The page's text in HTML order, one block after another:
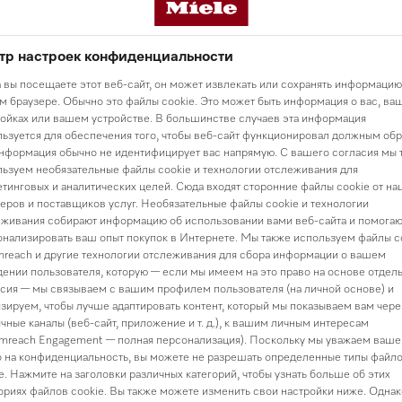
Казахстан от 23 ноября 2015 года №414-V;
от 21 мая 2013 года №94-V «О персональных
от 24 ноября 2015 года №418-V «Об
от 19 марта 2010 года №257-IV «О
от 6 января 2011 года №380-IV «О
Республики Казахстан от 12 ноября 2013 года
собственником и (или) оператором перечня персональных
осуществляемых ими задач»;
Республики Казахстан от 3 сентября 2013
собственником и (или) оператором, а также третьим
и социальной защиты населения Республики Казахстан
Перечня персональных данных, необходимого и
настроек конфиденциальности
вы посещаете этот веб-сайт, он может извлекать или сохранять
браузере. Обычно это файлы cookie. Это может быть информация о вас,
или вашем устройстве. В большинстве случаев эта информация
для обеспечения того, чтобы веб-сайт функционировал должным
обычно не идентифицирует вас напрямую. С вашего согласия мы
необязательные файлы cookie и технологии отслеживания для
и аналитических целей. Сюда входят сторонние файлы cookie от
и поставщиков услуг. Необязательные файлы cookie и технологии
собирают информацию об использовании вами веб-сайта и
ваш опыт покупок в Интернете. Мы также используем файлы
и другие технологии отслеживания для сбора информации о вашем
пользователя, которую — если мы имеем на это право на основе
— мы связываем с вашим профилем пользователя (на личной основе) и
чтобы лучше адаптировать контент, который мы показываем вам
каналы (веб-сайт, приложение и т. д.), к вашим личным интересам
Engagement — полная персонализация). Поскольку мы уважаем ваше
на конфиденциальность, вы можете не разрешать определенные типы
Нажмите на заголовки различных категорий, чтобы узнать больше об этих
файлов cookie. Вы также можете изменить свои настройки ниже.